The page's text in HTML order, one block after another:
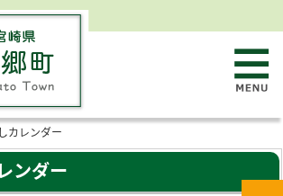
カレンダー
ンダー